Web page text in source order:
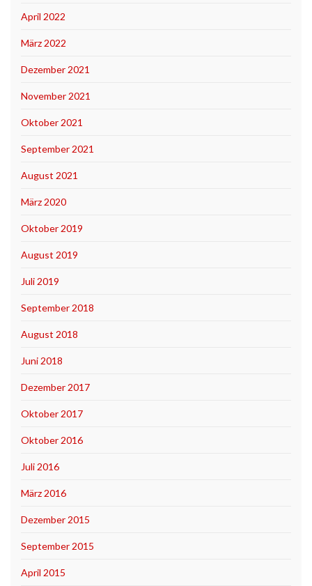
April 2022
März 2022
Dezember 2021
November 2021
Oktober 2021
September 2021
August 2021
März 2020
Oktober 2019
August 2019
Juli 2019
September 2018
August 2018
Juni 2018
Dezember 2017
Oktober 2017
Oktober 2016
Juli 2016
März 2016
Dezember 2015
September 2015
April 2015